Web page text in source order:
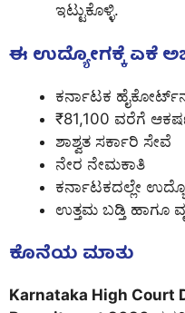
ಇಟ್ಟುಕೊಳ್ಳಿ.
ಈ ಉದ್ಯೋಗಕ್ಕೆ ಏಕೆ
ಕರ್ನಾಟಕ
₹81,100 ವರೆಗೆ
ಶಾಶ್ವತ ಸರ್ಕಾರಿ ಸೇವೆ
ನೇರ ನೇಮಕಾತಿ
ಕರ್ನಾಟಕದಲ್ಲೇ
ಉತ್ತಮ ಬಡ್ತಿ ಹಾಗೂ
ಕೊನೆಯ ಮಾತು
Karnataka High Court